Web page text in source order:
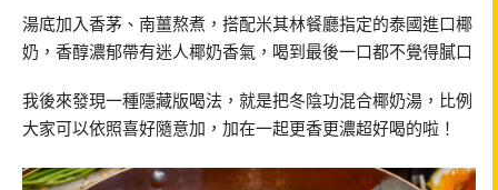
湯底加入香茅、南薑熬煮，搭配米其林餐廳指定的泰國進口椰
奶，香醇濃郁帶有迷人椰奶香氣，喝到最後一口都不覺得膩口
我後來發現一種隱藏版喝法，就是把冬陰功混合椰奶湯，比例
大家可以依照喜好隨意加，加在一起更香更濃超好喝的啦！